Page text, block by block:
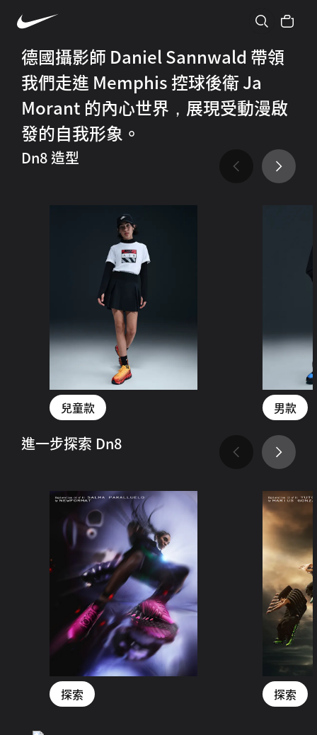
德國攝影師 Daniel Sannwald 帶領
我們走進 Memphis 控球後衛 Ja
Morant 的內心世界，展現受動漫啟
發的自我形象。
Dn8 造型
兒童款 男款
進一步探索 Dn8
探索 探索